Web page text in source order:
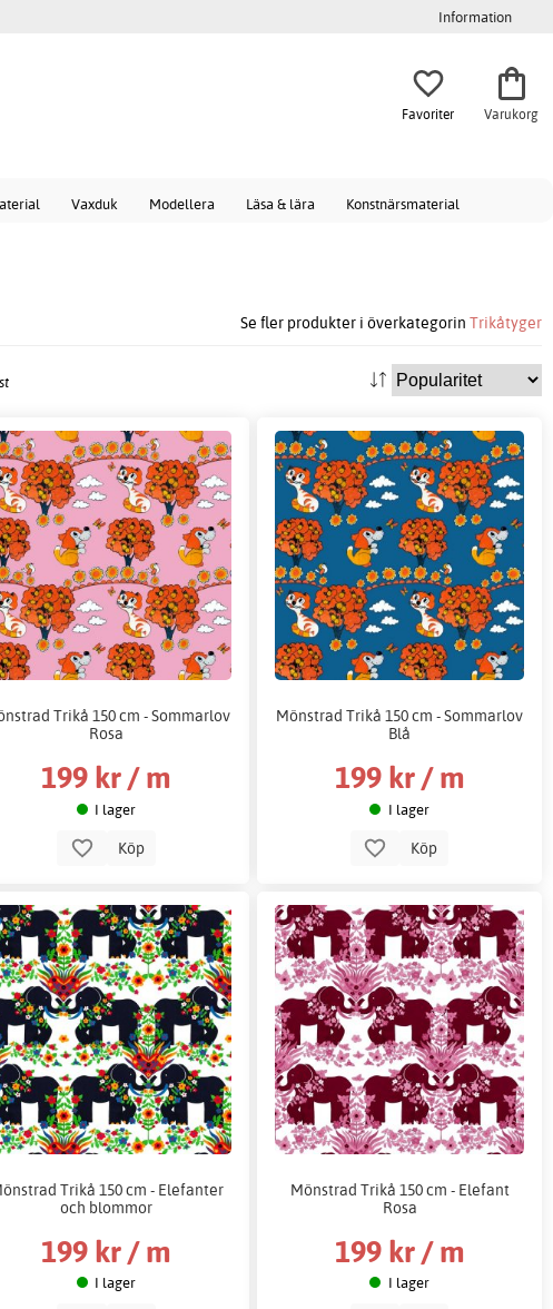
Information
Favoriter Varukorg
Vaxduk Modellera Läsa & lära Konstnärsmaterial
Se fler produkter i överkategorin Trikåtyger
Trikå 150 cm - Sommarlov
Rosa
199 kr / m
I lager
Köp
Mönstrad Trikå 150 cm - Sommarlov
Blå
199 kr / m
I lager
Köp
Trikå 150 cm - Elefanter
och blommor
199 kr / m
I lager
Mönstrad Trikå 150 cm - Elefant
Rosa
199 kr / m
I lager